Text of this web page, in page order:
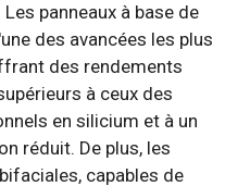
panneaux à base de
des avancées les plus
des rendements
à ceux des
en silicium et à un
réduit. De plus, les
capables de